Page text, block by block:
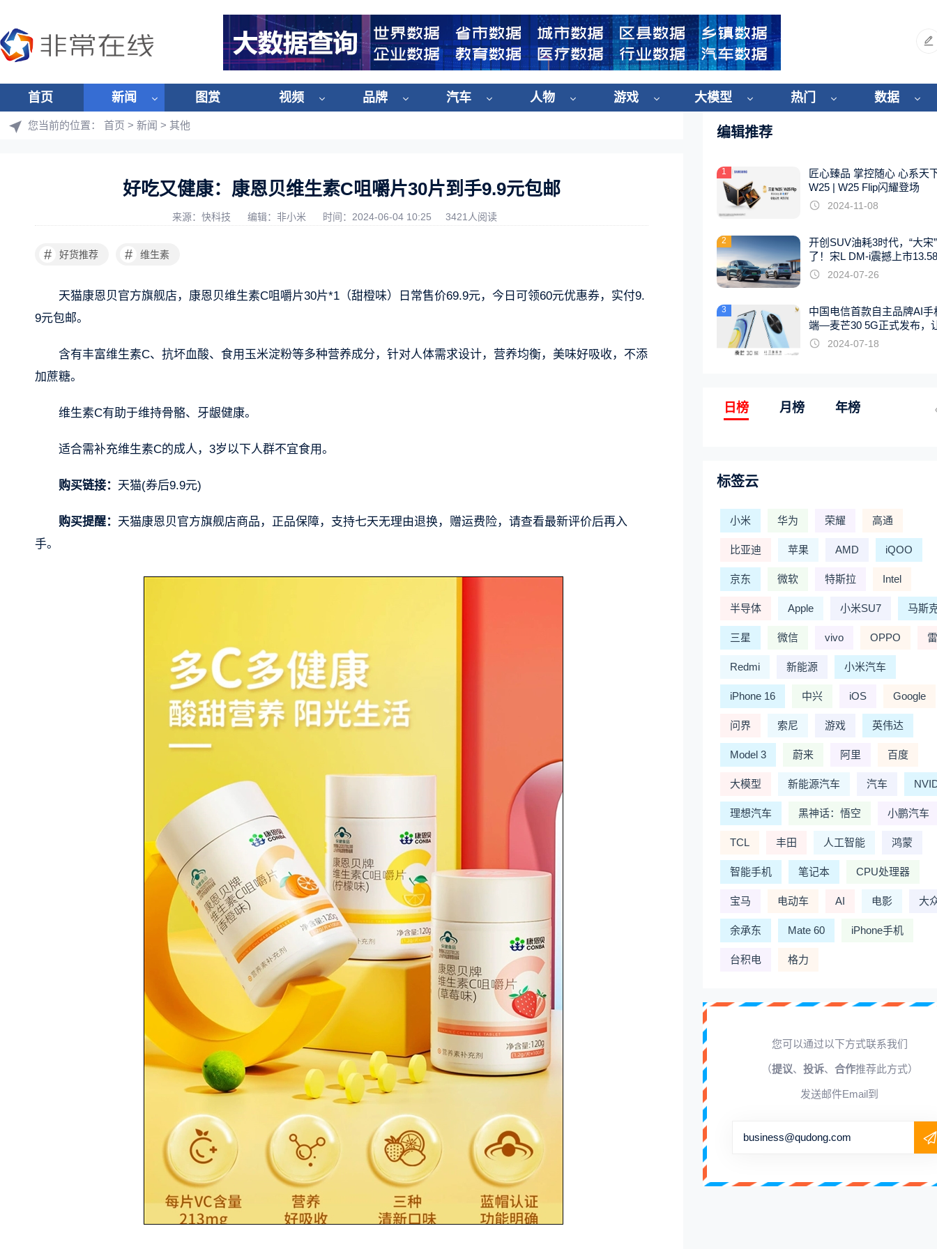
首页 新闻 图赏 视频 品牌 汽车 人物 游戏 大模型 热门 数据
您当前的位置： 首页 > 新闻 > 其他
好吃又健康：康恩贝维生素C咀嚼片30片到手9.9元包邮
来源：快科技 编辑：非小米 时间：2024-06-04 10:25 3421人阅读
# 好货推荐 # 维生素
天猫康恩贝官方旗舰店，康恩贝维生素C咀嚼片30片*1（甜橙味）日常售价69.9元，今日可领60元优惠券，实付9.
9元包邮。
含有丰富维生素C、抗坏血酸、食用玉米淀粉等多种营养成分，针对人体需求设计，营养均衡，美味好吸收，不添
加蔗糖。
维生素C有助于维持骨骼、牙龈健康。
适合需补充维生素C的成人，3岁以下人群不宜食用。
购买链接： 天猫(券后9.9元)
购买提醒： 天猫康恩贝官方旗舰店商品，正品保障，支持七天无理由退换，赠运费险，请查看最新评价后再入
手。
编辑推荐
1
匠心臻品 掌控随心 心系天
W25 | W25 Flip闪耀登场
2024-11-08
2
开创SUV油耗3时代，“大宋
了！宋L DM-i震撼上市
起
2024-07-26
3
中国电信首款自主品牌AI手
端—麦芒30 5G正式发布，
触手可及2024-07-18
日榜 月榜 年榜
标签云
小米 华为 荣耀 高通
比亚迪 苹果 AMD iQOO
京东 微软 特斯拉 Intel
半导体 Apple 小米SU7 马斯
三星 微信 vivo OPPO
Redmi 新能源 小米汽车
iPhone 16 中兴 iOS Google
问界 索尼 游戏 英伟达
Model 3 蔚来 阿里 百度
大模型 新能源汽车 汽车
理想汽车 黑神话：悟空 小鹏汽车
TCL 丰田 人工智能 鸿蒙
智能手机 笔记本 CPU处理器
宝马 电动车 AI 电影 大
余承东 Mate 60 iPhone手机
台积电 格力
您可以通过以下方式联系我们
（提议、 投诉、 合作推荐此方式）
发送邮件Email到
business@qudong.com